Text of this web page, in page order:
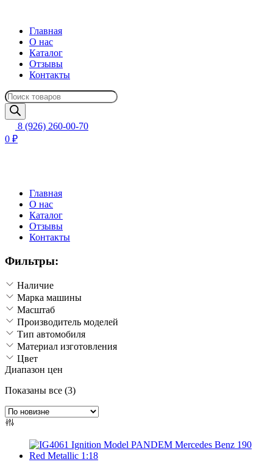
Главная
О нас
Каталог
Отзывы
Контакты
Поиск
товаров
8 (926) 260-00-70
0 ₽
Главная
О нас
Каталог
Отзывы
Контакты
Фильтры:
Наличие
Марка машины
Масштаб
Производитель моделей
Тип автомобиля
Материал изготовления
Цвет
Диапазон цен
Показаны все (3)Сортировка:
недавние